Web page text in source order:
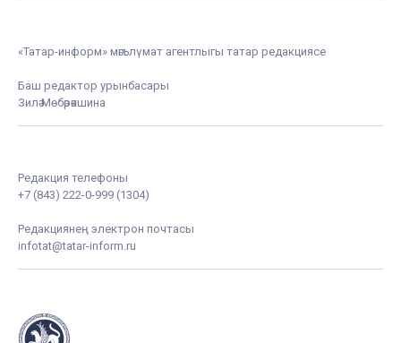
«Татар-информ» мәгълүмат агентлыгы татар редакциясе
Баш редактор урынбасары
Зилә Мөбәрәкшина
Редакция телефоны
+7 (843) 222-0-999 (1304)
Редакциянең электрон почтасы
infotat@tatar-inform.ru